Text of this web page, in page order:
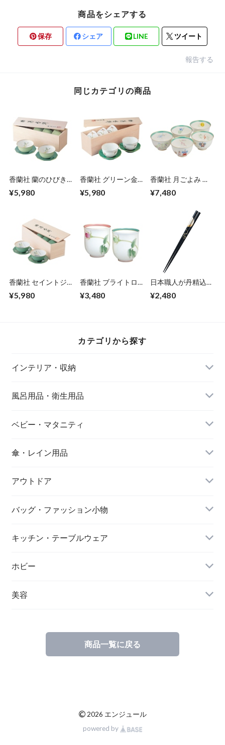
商品をシェアする
保存 シェア LINE ツイート
報告する
同じカテゴリの商品
香蘭社 蘭のひびき
焼 日本製 内側に描
レッシュグリーンの
明るい色合い エン
ヴェールヘルック
¥5,980
香蘭社 グリーン金
有田焼 日本製 白磁
高台には金と赤のラ
インが引かれていま
す エンヴェールヘ
ルック
¥5,980
香蘭社 月ごよみ 湯
日本製 お正月 ひな
日本の心を伝える5
絵柄の湯のみ ご家
庭用にはもちろん
贈り物にも喜んで頂
ける可愛い エンヴ
ェールヘルック
¥7,480
香蘭社 セイントジ
個 有田焼 日本製 内
¥5,980
香蘭社 ブライトロ
240ml 有田焼 日本
える プレゼントに
¥3,480
日本職人が丹精込め
22.5cm 黒 天然木 漆
¥2,480
カテゴリから探す
インテリア・収納
風呂用品・衛生用品
ベビー・マタニティ
傘・レイン用品
アウトドア
バッグ・ファッション小物
キッチン・テーブルウェア
ホビー
美容
商品一覧に戻る
© 2026 エンジュール
powered by